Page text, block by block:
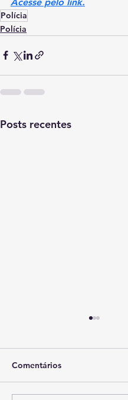
Polícia
Polícia
Posts recentes
Comentários